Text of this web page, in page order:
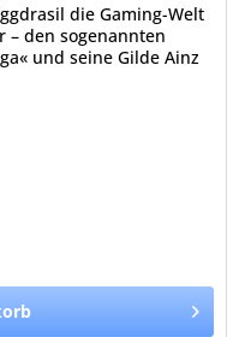
die Gaming-Welt
– den sogenannten
und seine Gilde Ainz